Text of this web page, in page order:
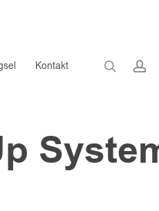
Kontakt search